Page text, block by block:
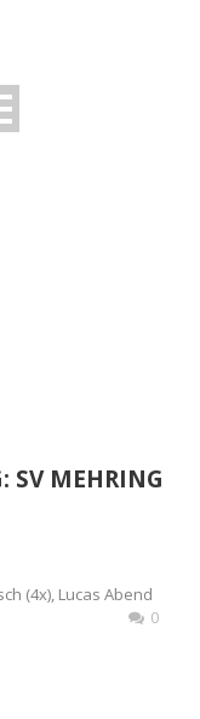
SV MEHRING
(4x), Lucas Abend
0